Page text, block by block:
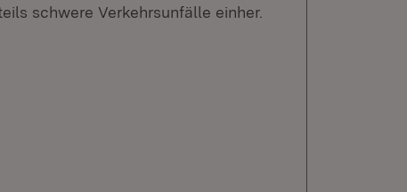
schwere Verkehrsunfälle einher.